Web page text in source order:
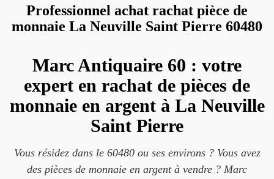
Professionnel achat rachat pièce de
monnaie La Neuville Saint Pierre 60480
Marc Antiquaire 60 : votre
expert en rachat de pièces de
monnaie en argent à La Neuville
Saint Pierre
Vous résidez dans le 60480 ou ses environs ? Vous avez
des pièces de monnaie en argent à vendre ? Marc